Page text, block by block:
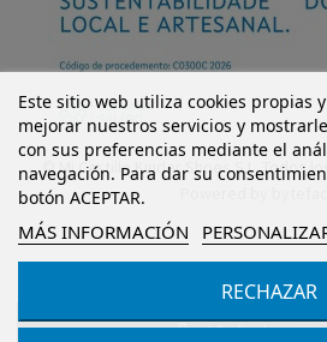
Añadir al carrito
Este sitio web utiliza cookies propias
mejorar nuestros servicios y
con sus preferencias mediante el
navegación. Para dar su
botón ACEPTAR.
MÁS INFORMACIÓN
RECHAZAR
© Mi Castillo Kinder Shoes S.L. Todos